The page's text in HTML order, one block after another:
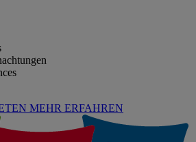
MEHR ERFAHREN